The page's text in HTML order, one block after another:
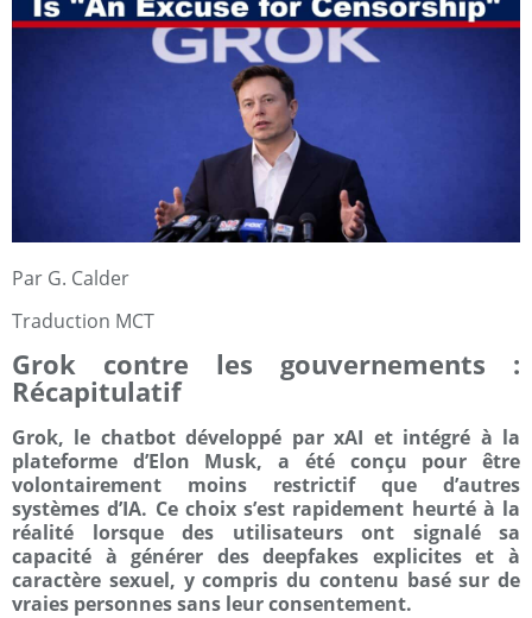
Par G. Calder
Traduction MCT
Grok contre les gouvernements :
Récapitulatif
Grok, le chatbot développé par xAI et intégré à la
plateforme d’Elon Musk, a été conçu pour être
volontairement moins restrictif que d’autres
systèmes d’IA. Ce choix s’est rapidement heurté à la
réalité lorsque des utilisateurs ont signalé sa
capacité à générer des deepfakes explicites et à
caractère sexuel, y compris du contenu basé sur de
vraies personnes sans leur consentement.